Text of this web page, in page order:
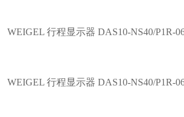
WEIGEL 行程显示器 DAS10-NS40/P1R-
WEIGEL 行程显示器 DAS10-NS40/P1R-